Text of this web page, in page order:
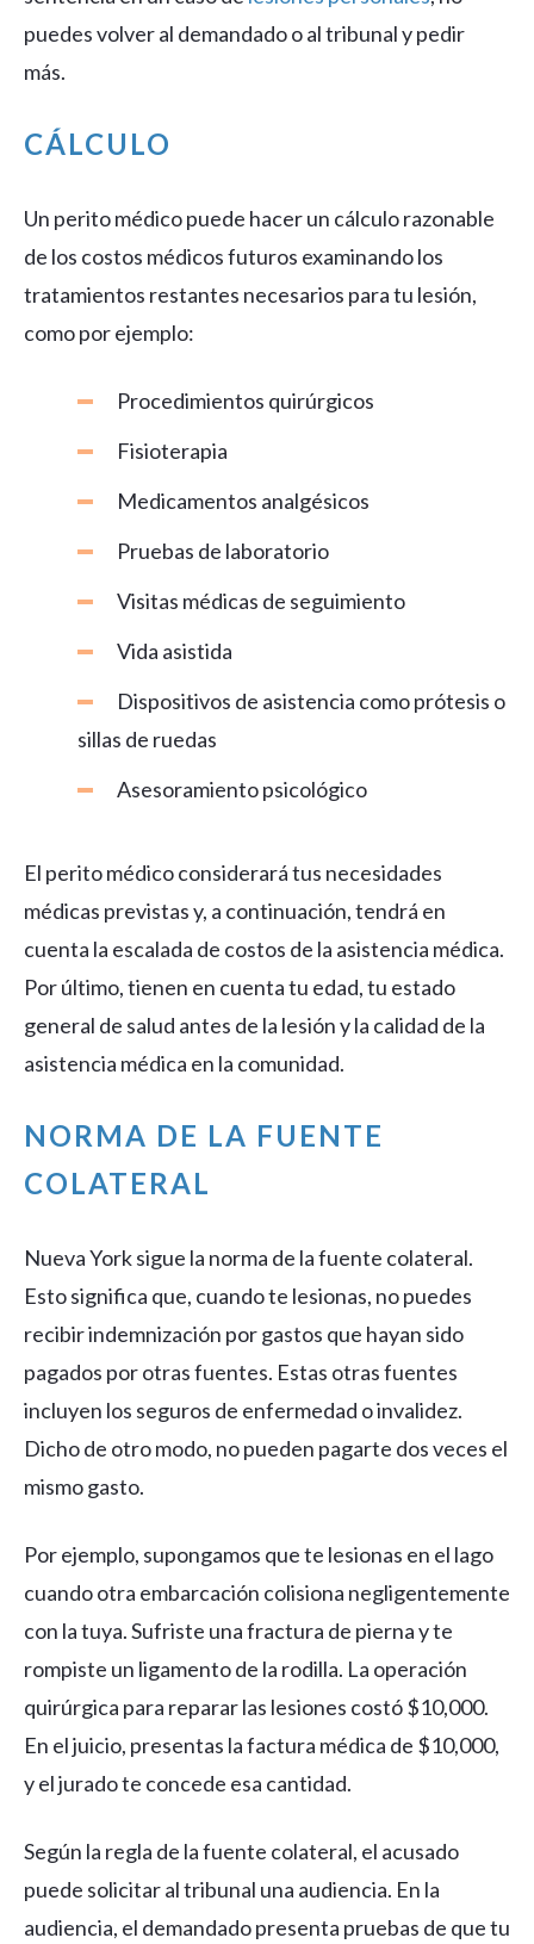
puedes volver al demandado o al tribunal y pedir
más.
CÁLCULO
Un perito médico puede hacer un cálculo razonable
de los costos médicos futuros examinando los
tratamientos restantes necesarios para tu lesión,
como por ejemplo:
Procedimientos quirúrgicos
Fisioterapia
Medicamentos analgésicos
Pruebas de laboratorio
Visitas médicas de seguimiento
Vida asistida
Dispositivos de asistencia como prótesis o
sillas de ruedas
Asesoramiento psicológico
El perito médico considerará tus necesidades
médicas previstas y, a continuación, tendrá en
cuenta la escalada de costos de la asistencia médica.
Por último, tienen en cuenta tu edad, tu estado
general de salud antes de la lesión y la calidad de la
asistencia médica en la comunidad.
NORMA DE LA FUENTE
COLATERAL
Nueva York sigue la norma de la fuente colateral.
Esto significa que, cuando te lesionas, no puedes
recibir indemnización por gastos que hayan sido
pagados por otras fuentes. Estas otras fuentes
incluyen los seguros de enfermedad o invalidez.
Dicho de otro modo, no pueden pagarte dos veces el
mismo gasto.
Por ejemplo, supongamos que te lesionas en el lago
cuando otra embarcación colisiona negligentemente
con la tuya. Sufriste una fractura de pierna y te
rompiste un ligamento de la rodilla. La operación
quirúrgica para reparar las lesiones costó $10,000.
En el juicio, presentas la factura médica de $10,000,
y el jurado te concede esa cantidad.
Según la regla de la fuente colateral, el acusado
puede solicitar al tribunal una audiencia. En la
audiencia, el demandado presenta pruebas de que tu